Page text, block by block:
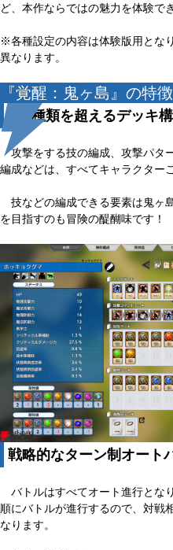
ど、本作ならではの魅力を体験で
※各種設定の内容は体験版用とな
異なります。
『覚醒：鬼ヶ島』の特徴
300種類を超えるデッキ
攻撃をする技の編成、攻撃パタ
編成などは、すべてキャラクター
技などの編成できる要素は鬼ヶ
を目指すのも冒険の醍醐味です！
戦略的なターン制オート
バトルはすべてオート進行とな
順にバトルが進行するので、対戦
なります。